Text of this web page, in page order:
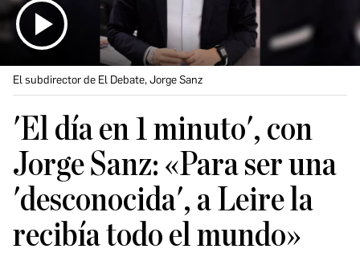
El subdirector de El Debate, Jorge Sanz
'El día en 1 minuto', con
Jorge Sanz: «Para ser una
'desconocida', a Leire la
recibía todo el mundo»